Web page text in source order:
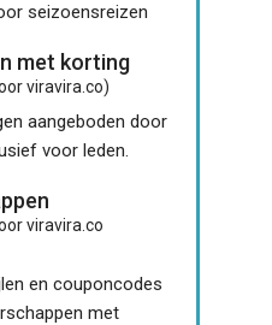
seizoensreizen
met korting
viravira.co)
aangeboden door
voor leden.
viravira.co
en couponcodes
met